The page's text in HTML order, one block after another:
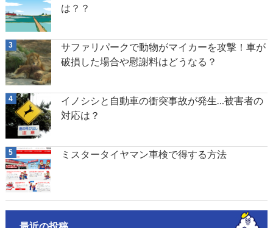
は？？
サファリパークで動物がマイカーを攻撃！車が
破損した場合や慰謝料はどうなる？
イノシシと自動車の衝突事故が発生…被害者の
対応は？
ミスタータイヤマン車検で得する方法